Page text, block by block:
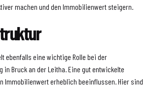
machen und den Immobilienwert steigern.
ebenfalls eine wichtige Rolle bei der
in Bruck an der Leitha. Eine gut entwickelte
Immobilienwert erheblich beeinflussen. Hier sind